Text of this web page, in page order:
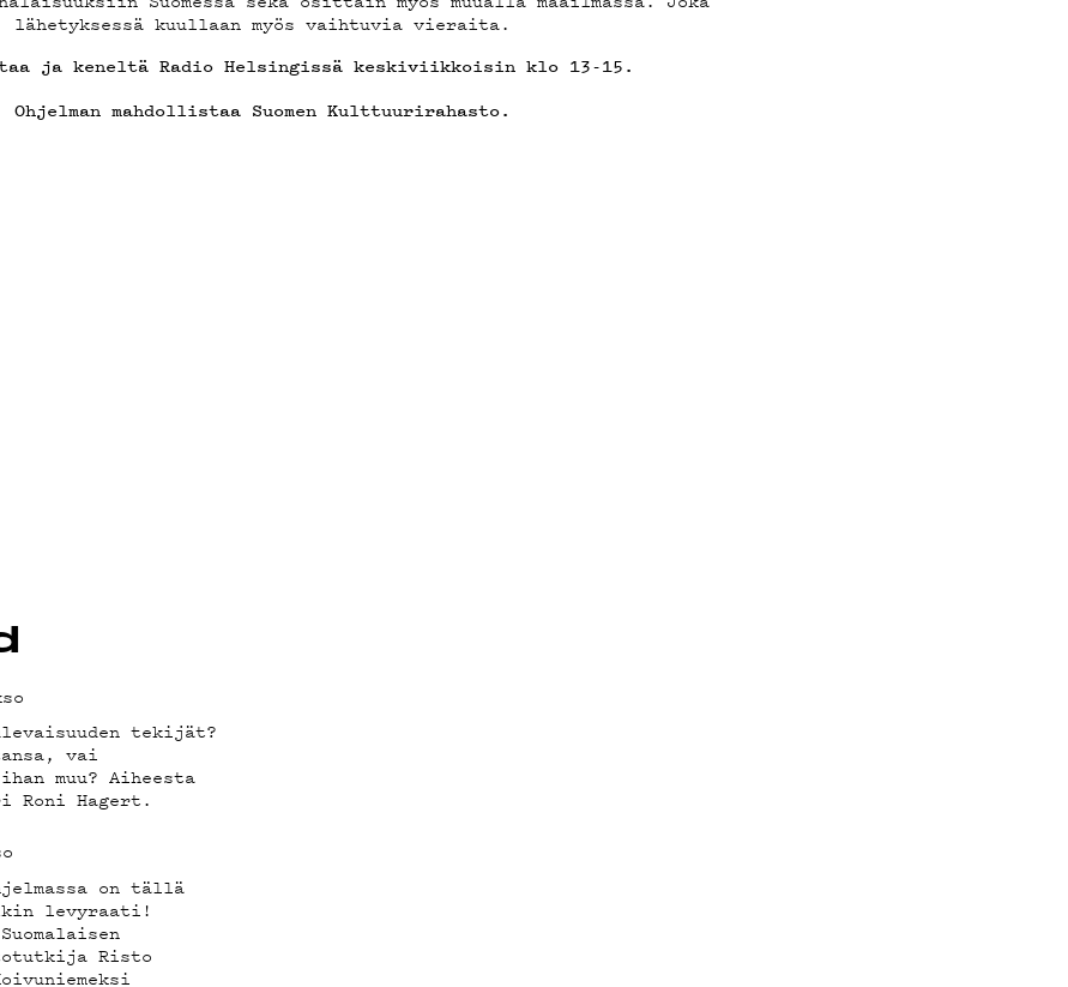
lähetyksessä kuullaan myös vaihtuvia vieraita.
ja keneltä Radio Helsingissä keskiviikkoisin klo 13-15.
Ohjelman mahdollistaa Suomen Kulttuurirahasto.
tekijät?
vai
muu? Aiheesta
Roni Hagert.
on tällä
levyraati!
Risto